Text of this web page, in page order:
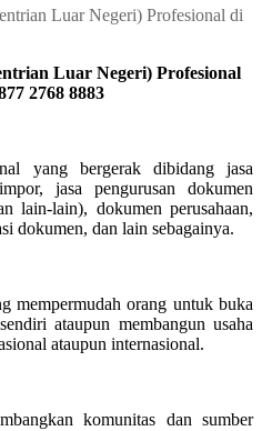
Luar Negeri) Profesional
2768 8883
yang bergerak dibidang jasa
jasa pengurusan dokumen
lain-lain), dokumen perusahaan,
dokumen, dan lain sebagainya.
mempermudah orang untuk buka
ataupun membangun usaha
ataupun internasional.
komunitas dan sumber